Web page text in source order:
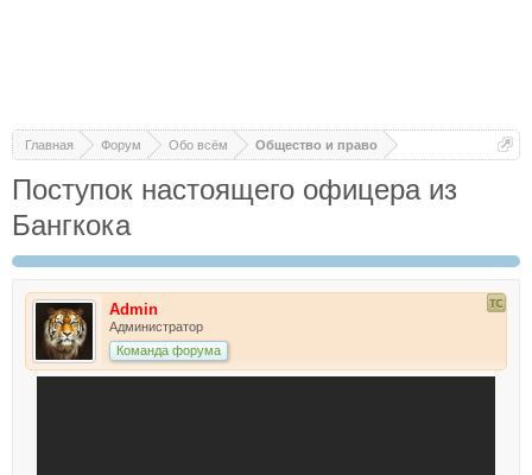
Главная Форум Обо всём Общество и право
Поступок настоящего офицера из
Бангкока
Admin
Администратор
Команда форума